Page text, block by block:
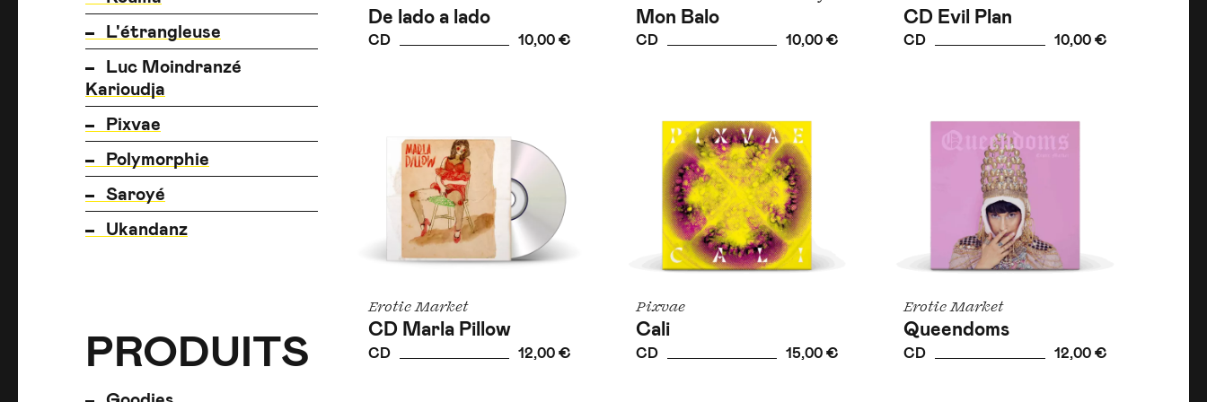
L'étrangleuse
Luc Moindranzé
Karioudja
Pixvae
Polymorphie
Saroyé
Ukandanz
PRODUITS
PRODUITS
PRODUITS
De lado a lado
CD 10,00 €
Mon Balo
CD 10,00 €
CD Evil Plan
CD 10,00 €
Erotic Market
CD Marla Pillow
CD 12,00 €
Pixvae
Cali
CD 15,00 €
Erotic Market
Queendoms
CD 12,00 €